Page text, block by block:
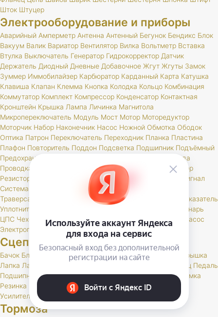
Шток Штуцер
Электрооборудование и приборы
Аварийный Амперметр Антенна Антенный Бегунок Бендикс Блок
Вакуум Валик Вариатор Вентилятор Вилка Вольтметр Вставка
Втулка Выключатель Генератор Гидрокорректор Датчик
Держатель Диодный Дневные Добавочное Жгут Жгуты Замок
Зуммер Иммобилайзер Карбюратор Карданный Карта Катушка
Клавиша Клапан Клемма Кнопка Колодка Кольцо Комбинация
Коммутатор Комплект Компрессор Конденсатор Контактная
Кронштейн Крышка Лампа Личинка Магнитола
Микропереключатель Модуль Мост Мотор Моторедуктор
Моторчик Набор Наконечник Насос Ножной Обмотка Ободок
Оптика Патрон Переключатель Переходник Планка Пластина
Плафон Повторитель Поддон Подсветка Подшипник Подъёмный
Предохранитель
Провода
Проводка
Пыльник РК
Регулятор
Резистор
Решетка Розетка
Сигнал
Система
Соединитель Спидометр
Траверса
Транспондер Трос
Указатель
Уплотнитель
Фонарь
ЦПС Чехол Шкив Щеточный
Электробензонасос
Электропривод
Сцепление
Бачок Блок Втулка Диск Картер Корзина
Крышка
Лапка Лапки Палец Педаль
Подшипник
Поршень Пресс Пружина Пыльник РК Раб
Рамка
Резинка
Рычаг Скоба Сцепление Толкатель Трубка
Тяга
Усилитель
Цилиндр Шаровая
Тормоза